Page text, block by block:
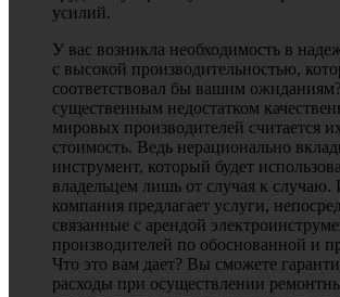
усилий.
У вас возникла необходимость в
с высокой производительностью,
соответствовал бы вашим
существенным недостатком
мировых производителей считается
стоимость. Ведь нерационально
инструмент, который будет
владельцем лишь от случая к
компания предлагает услуги,
связанные с арендой
производителей по обоснованной и
Что это вам дает? Вы сможете
расходы при осуществлении